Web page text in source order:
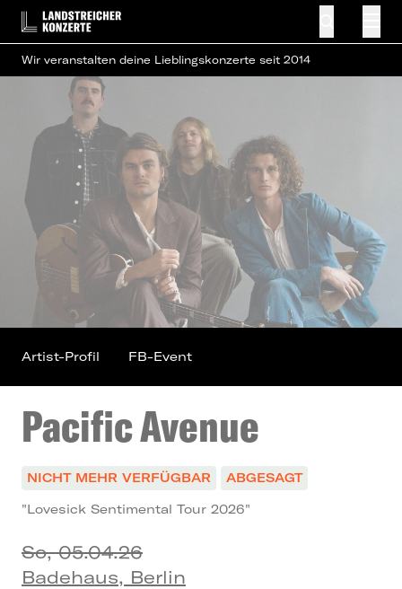
Wir veranstalten deine Lieblingskonzerte seit 2014
Pacific Avenue
NICHT MEHR VERFÜGBAR
ABGESAGT
"Lovesick Sentimental Tour 2026"
So, 05.04.26
Badehaus, Berlin
Artist-Profil FB-Event